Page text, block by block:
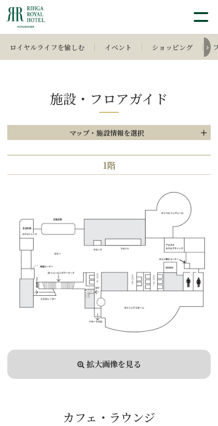
ロイヤルライフを愉しむ イベント ショッピング
施設・フロアガイド
マップ・施設情報を選択
1階
拡大画像を見る
カフェ・ラウンジ